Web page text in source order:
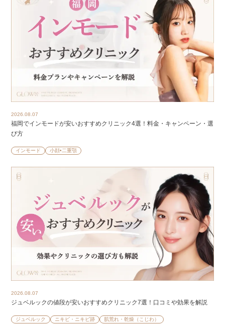
2026.08.07
福岡でインモードが安いおすすめクリニック4選！料金・キャンペーン・選
び方
インモード 小顔•二重顎
2026.08.07
ジュベルックの値段が安いおすすめクリニック7選！口コミや効果を解説
ジュベルック ニキビ・ニキビ跡 肌荒れ・乾燥（こじわ）